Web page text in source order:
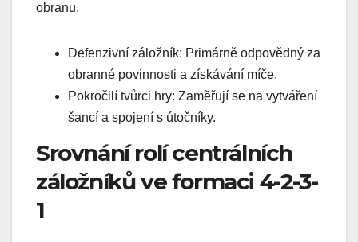
obranu.
Defenzivní záložník: Primárně odpovědný za
obranné povinnosti a získávání míče.
Pokročilí tvůrci hry: Zaměřují se na vytváření
šancí a spojení s útočníky.
Srovnání rolí centrálních
záložníků ve formaci 4-2-3-
1